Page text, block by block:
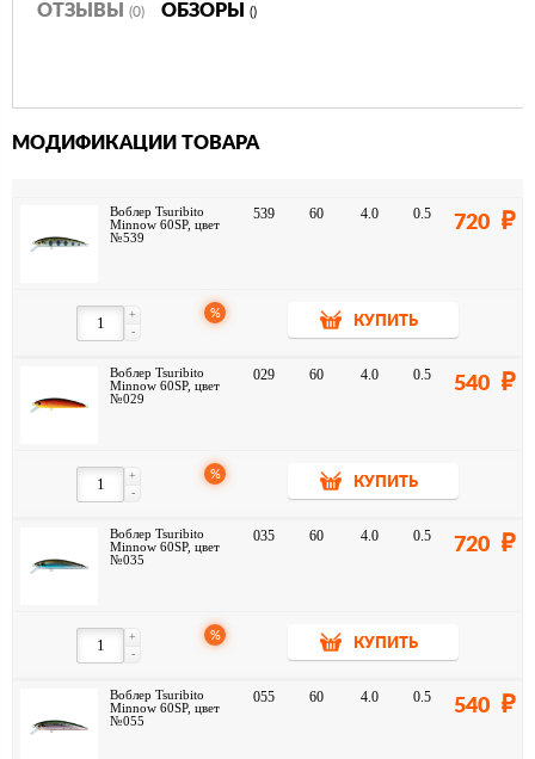
ОТЗЫВЫ (0) ОБЗОРЫ ()
МОДИФИКАЦИИ ТОВАРА
Воблер Tsuribito
Minnow 60SP, цвет
№539
539 60 4.0 0.5 720
-
+ %
КУПИТЬ
Воблер Tsuribito
Minnow 60SP, цвет
№029
029 60 4.0 0.5 540
-
+ %
КУПИТЬ
Воблер Tsuribito
Minnow 60SP, цвет
№035
035 60 4.0 0.5 720
-
+ %
КУПИТЬ
Воблер Tsuribito
Minnow 60SP, цвет
№055
055 60 4.0 0.5 540